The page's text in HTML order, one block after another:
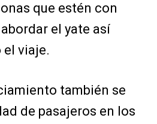
que estén con
el yate así
el viaje.
también se
de pasajeros en los